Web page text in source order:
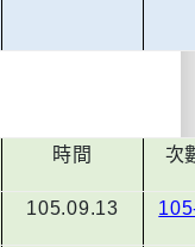
時間 次
105.09.13